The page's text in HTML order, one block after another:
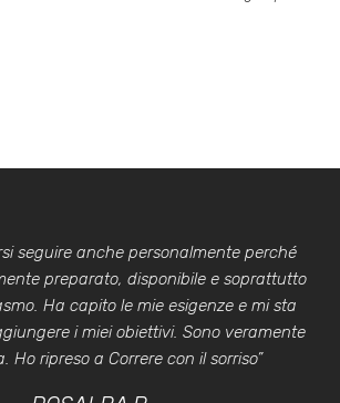
seguire anche personalmente perché
preparato, disponibile e soprattutto
Ha capito le mie esigenze e mi sta
i miei obiettivi. Sono veramente
Ho ripreso a Correre con il sorriso”